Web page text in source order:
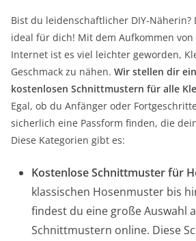
Bist du leidenschaftlicher DIY-Näherin?
ideal für dich! Mit dem Aufkommen
Internet ist es viel leichter geworden,
Geschmack zu nähen. Wir stellen dir
kostenlosen Schnittmustern für alle
Egal, ob du Anfänger oder
sicherlich eine Passform finden, die
Diese Kategorien gibt es:
Kostenlose Schnittmuster für
klassischen Hosenmuster bis
findest du eine große Auswahl
Schnittmustern online. Diese